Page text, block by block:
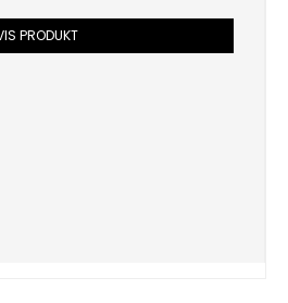
PRODUKT